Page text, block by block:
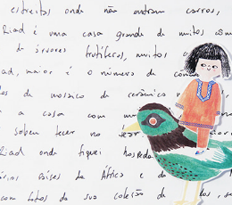
Nina no Marrocos